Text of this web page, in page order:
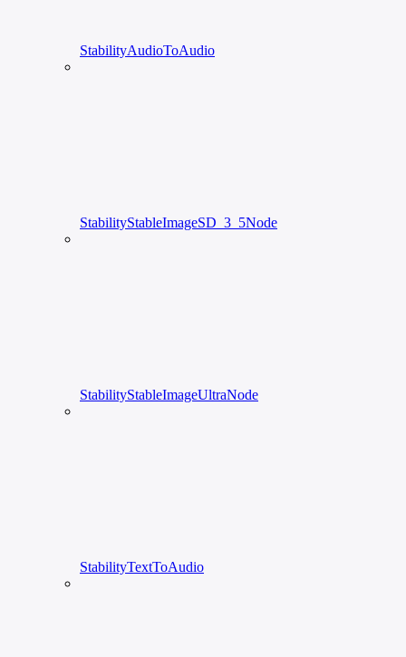
StabilityAudioToAudio
StabilityStableImageSD_3_5Node
StabilityStableImageUltraNode
StabilityTextToAudio